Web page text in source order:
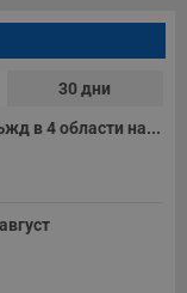
30 дни
в 4 области на...